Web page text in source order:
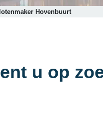
Hovenbuurt
u op